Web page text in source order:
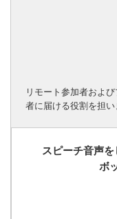
リモート参加者およ
者に届ける役割を担い
スピーチ音声
ボ